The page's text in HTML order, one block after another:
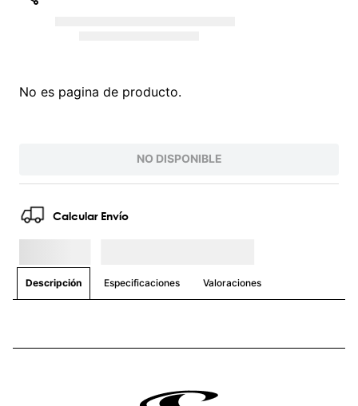
No es pagina de producto.
NO DISPONIBLE
Calcular Envío
Descripción Especificaciones Valoraciones